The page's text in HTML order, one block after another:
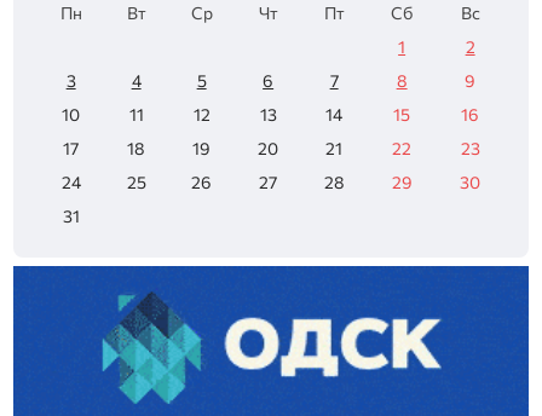
Пн Вт Ср Чт Пт Сб
Вс
1
2
3
4 5 6 7 8
9
10
11 12 13 14 15
16
17
18 19 20 21 22
23
24
25 26 27 28 29
30
31